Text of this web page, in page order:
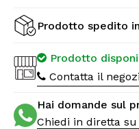
Prodotto spedito
Prodotto
Contatta il
Hai domande sul
Chiedi in diretta su